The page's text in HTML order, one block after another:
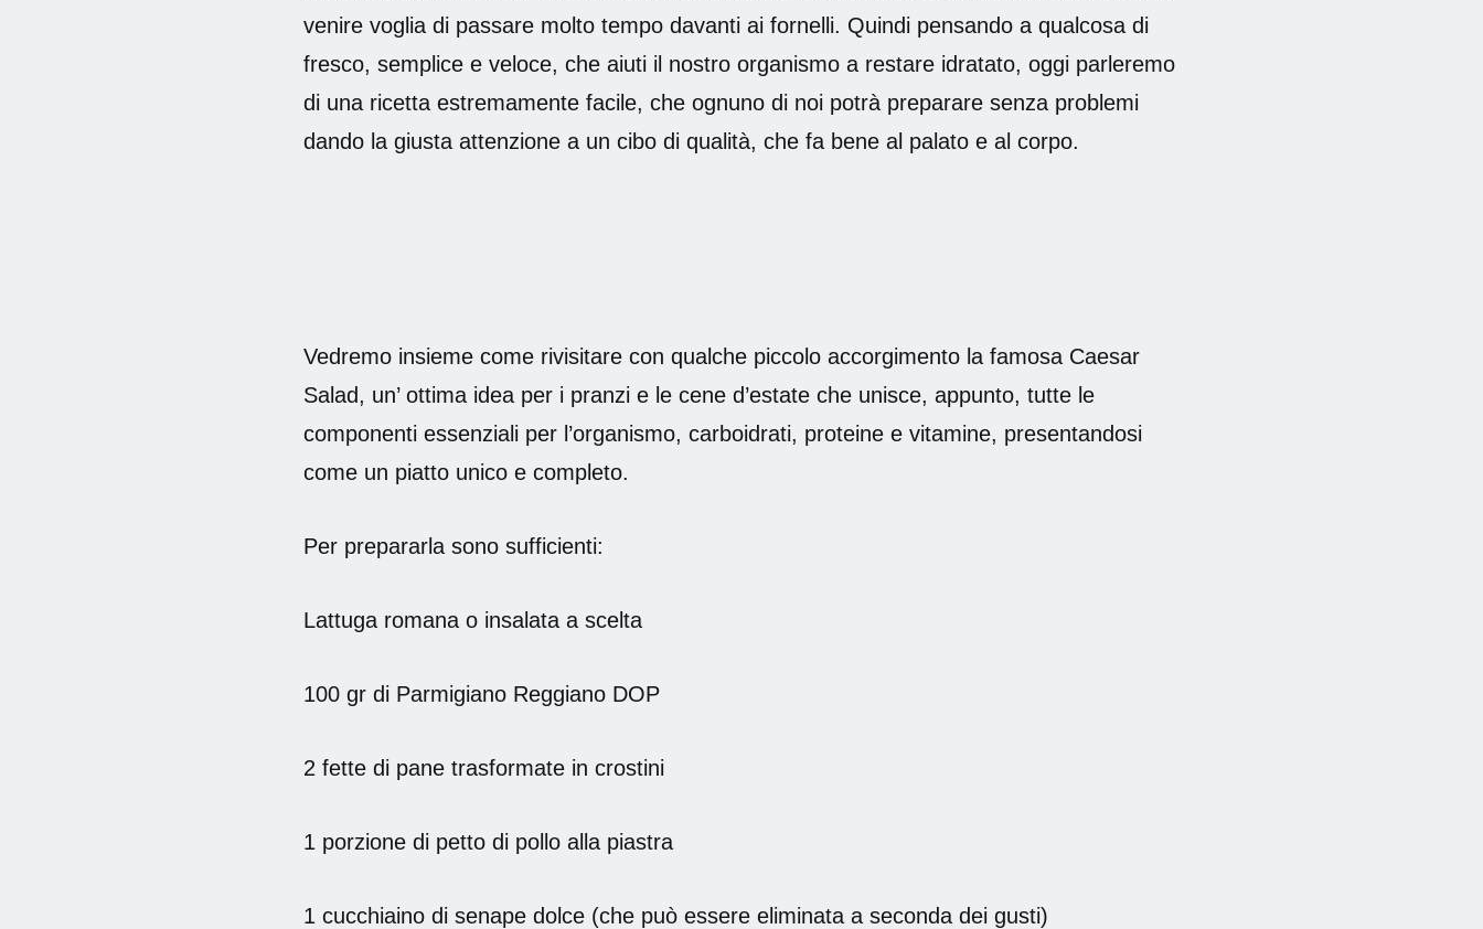
venire voglia di passare molto tempo davanti ai fornelli. Quindi pensando a qualcosa di
fresco, semplice e veloce, che aiuti il nostro organismo a restare idratato, oggi parleremo
di una ricetta estremamente facile, che ognuno di noi potrà preparare senza problemi
dando la giusta attenzione a un cibo di qualità, che fa bene al palato e al corpo.
Vedremo insieme come rivisitare con qualche piccolo accorgimento la famosa Caesar
Salad, un’ ottima idea per i pranzi e le cene d’estate che unisce, appunto, tutte le
componenti essenziali per l’organismo, carboidrati, proteine e vitamine, presentandosi
come un piatto unico e completo.
Per prepararla sono sufficienti:
Lattuga romana o insalata a scelta
100 gr di Parmigiano Reggiano DOP
2 fette di pane trasformate in crostini
1 porzione di petto di pollo alla piastra
1 cucchiaino di senape dolce (che può essere eliminata a seconda dei gusti)